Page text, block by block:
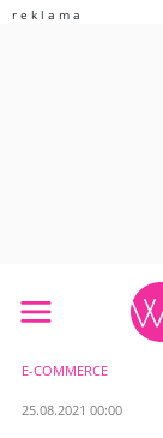
E-COMMERCE
25.08.2021 00:00